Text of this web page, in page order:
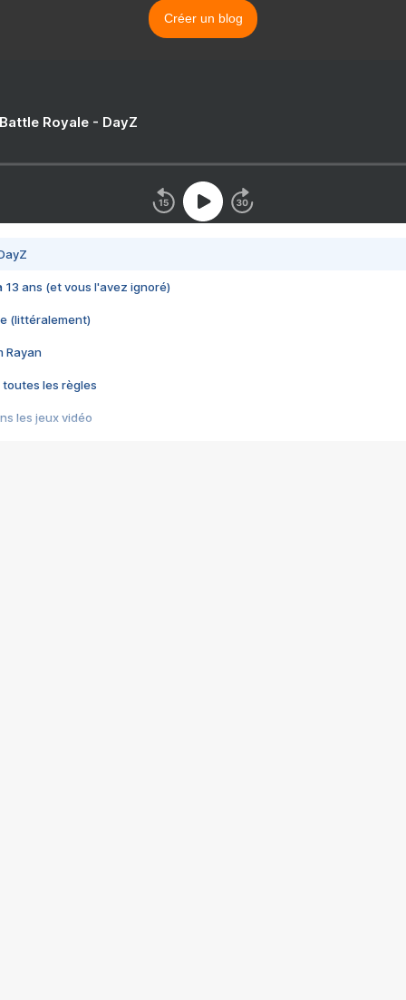
Créer un blog
Royale - DayZ
13 ans (et vous l'avez ignoré)
(littéralement)
Rayan
toutes les règles
les jeux vidéo